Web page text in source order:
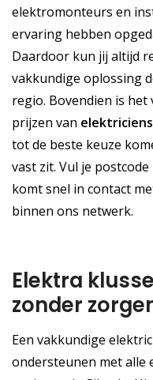
elektromonteurs en
ervaring hebben
Daardoor kun jij altijd
vakkundige oplossing
regio. Bovendien is het
prijzen van
tot de beste keuze
vast zit. Vul je
komt snel in contact
binnen ons netwerk.
Elektra
zonder
Een vakkundige
ondersteunen met alle